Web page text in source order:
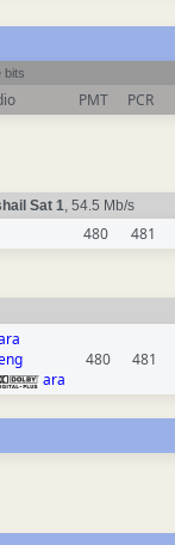
bits
PMT PCR
Sat 1, 54.5 Mb/s
480 481
ara
480 481